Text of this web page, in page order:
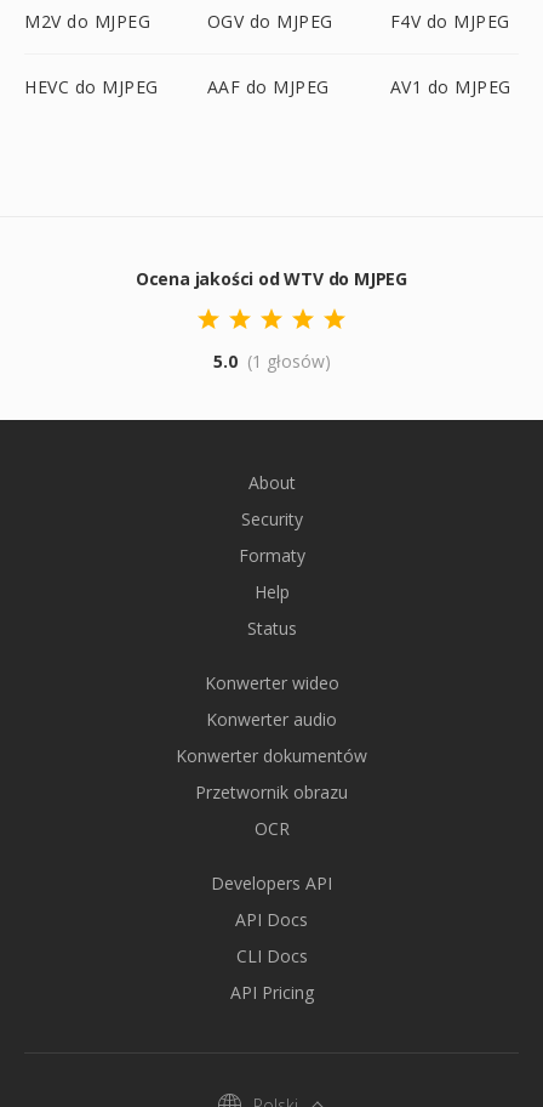
M2V do MJPEG OGV do MJPEG F4V do MJPEG
HEVC do MJPEG AAF do MJPEG AV1 do MJPEG
Ocena jakości od WTV do MJPEG
5.0 (1 głosów)
About
Security
Formaty
Help
Status
Konwerter wideo
Konwerter audio
Konwerter dokumentów
Przetwornik obrazu
OCR
Developers API
API Docs
CLI Docs
API Pricing